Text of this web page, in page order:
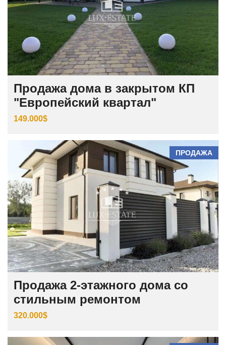
Продажа дома в закрытом КП
"Европейский квартал"
149.000$
ПРОДАЖА
Продажа 2-этажного дома со
стильным ремонтом
320.000$